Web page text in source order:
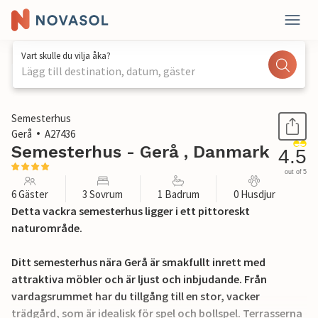
Vart skulle du vilja åka?
Lägg till destination, datum, gäster
1 / 26
Semesterhus
Gerå
A27436
Semesterhus - Gerå , Danmark 4.5
out of 5
6 Gäster 3 Sovrum 1 Badrum 0 Husdjur
Detta vackra semesterhus ligger i ett pittoreskt
naturområde.
Ditt semesterhus nära Gerå är smakfullt inrett med
attraktiva möbler och är ljust och inbjudande. Från
vardagsrummet har du tillgång till en stor, vacker
trädgård, som är idealisk för spel och bollspel. Terrasserna